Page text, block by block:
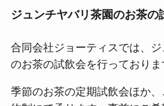
ジュンチヤバリ茶園のお茶の
合同会社ジョーティスでは、
のお茶の試飲会を行っておりま
季節のお茶の定期試飲会ほか